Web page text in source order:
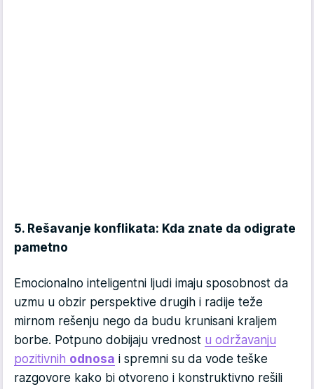
5. Rešavanje konflikata: Kda znate da odigrate
pametno
Emocionalno inteligentni ljudi imaju sposobnost da
uzmu u obzir perspektive drugih i radije teže
mirnom rešenju nego da budu krunisani kraljem
borbe. Potpuno dobijaju vrednost u održavanju
pozitivnih odnosa i spremni su da vode teške
razgovore kako bi otvoreno i konstruktivno rešili